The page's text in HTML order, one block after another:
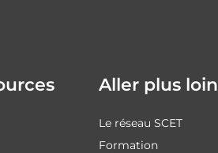
Aller plus loin
Le réseau SCET
Formation